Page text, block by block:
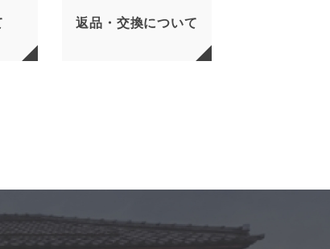
返品・交換について